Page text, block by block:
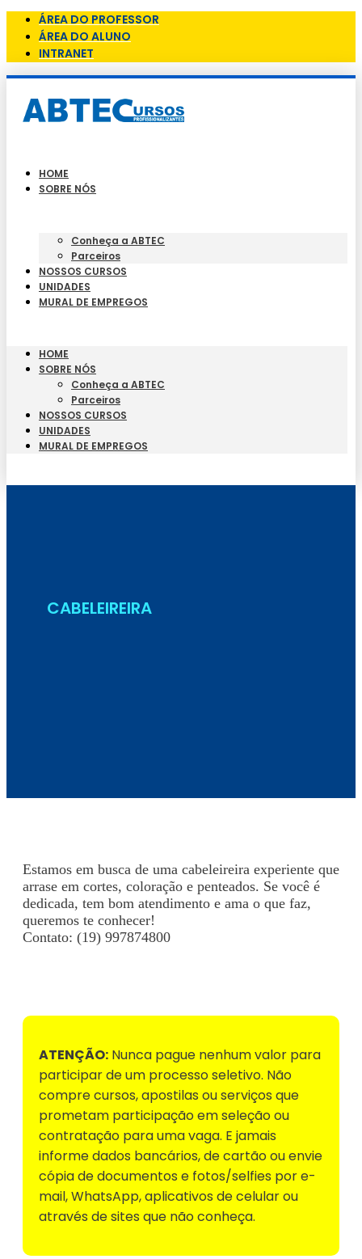
ÁREA DO PROFESSOR
ÁREA DO ALUNO
INTRANET
HOME
SOBRE NÓS
Conheça a ABTEC
Parceiros
NOSSOS CURSOS
UNIDADES
MURAL DE EMPREGOS
HOME
SOBRE NÓS
Conheça a ABTEC
Parceiros
NOSSOS CURSOS
UNIDADES
MURAL DE EMPREGOS
CABELEIREIRA
Estamos em busca de uma cabeleireira experiente que
arrase em cortes, coloração e penteados. Se você é
dedicada, tem bom atendimento e ama o que faz,
queremos te conhecer!
Contato: (19) 997874800
ATENÇÃO: Nunca pague nenhum valor para
participar de um processo seletivo. Não
compre cursos, apostilas ou serviços que
prometam participação em seleção ou
contratação para uma vaga. E jamais
informe dados bancários, de cartão ou envie
cópia de documentos e fotos/selfies por e-
mail, WhatsApp, aplicativos de celular ou
através de sites que não conheça.